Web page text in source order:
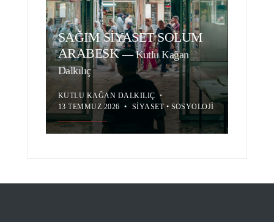
SAĞIM SİYASET SOLUM
ARABESK—Kutlu Kağan
Dalkılıç
KUTLU KAĞAN DALKILIÇ •
13 TEMMUZ 2026 • SIYASET• SOSYOLOJI